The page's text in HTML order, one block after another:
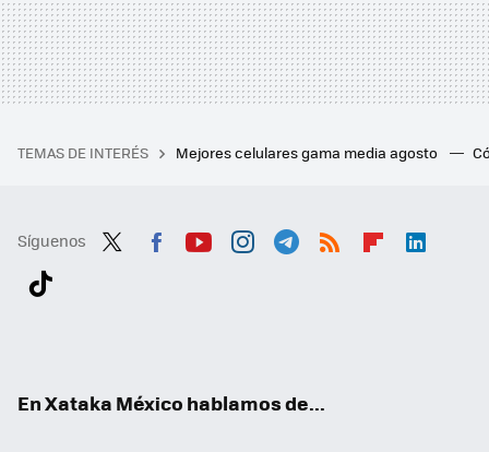
TEMAS DE INTERÉS Mejores celulares gama media agosto
Síguenos
En Xataka México hablamos de...